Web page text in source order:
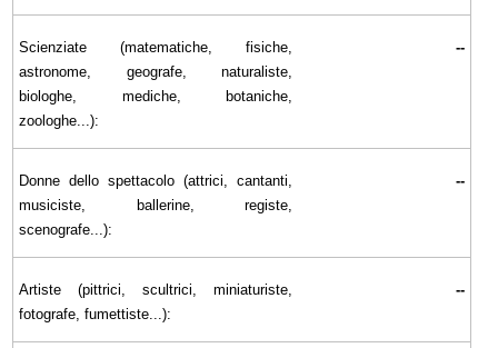
Scienziate (matematiche, fisiche,
astronome, geografe, naturaliste,
biologhe, mediche, botaniche,
zoologhe...):
--
Donne dello spettacolo (attrici, cantanti,
musiciste, ballerine, registe,
scenografe...):
--
Artiste (pittrici, scultrici, miniaturiste,
fotografe, fumettiste...):
--